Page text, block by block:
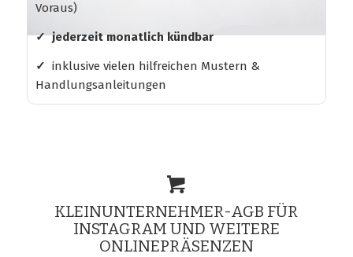
Voraus)
✓ jederzeit monatlich kündbar
✓ inklusive vielen hilfreichen Mustern &
Handlungsanleitungen
KLEINUNTERNEHMER-AGB FÜR
INSTAGRAM UND WEITERE
ONLINEPRÄSENZEN